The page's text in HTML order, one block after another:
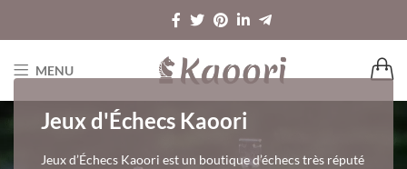
MENU
Jeux d'Échecs Kaoori
Jeux d’Échecs Kaoori est un boutique d’échecs très réputé